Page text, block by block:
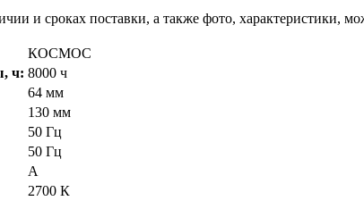
и сроках поставки, а также фото, характеристики,
КОСМОС
ч: 8000 ч
64 мм
130 мм
50 Гц
50 Гц
A
2700 К